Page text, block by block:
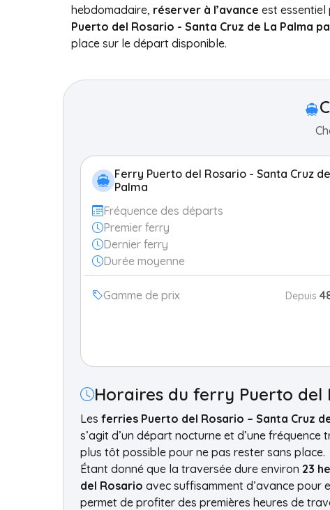
hebdomadaire, réserver à l’avance est
Puerto del Rosario - Santa Cruz de La Palma
place sur le départ disponible.
Ferry Puerto del Rosario - Santa Cruz
Palma
Fréquence des départs
Premier ferry
Dernier ferry
Durée moyenne
Gamme de prix Depuis
Horaires du ferry Puerto del
Les ferries Puerto del Rosario – Santa Cruz
s’agit d’un départ nocturne et d’une
plus tôt possible pour ne pas rester sans place.
Étant donné que la traversée dure environ 23
del Rosario avec suffisamment d’avance pour
permet de profiter des premières heures de